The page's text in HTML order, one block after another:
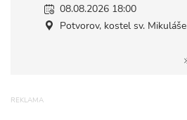
08.08.2026 18:00
Potvorov, kostel sv. Mikuláše